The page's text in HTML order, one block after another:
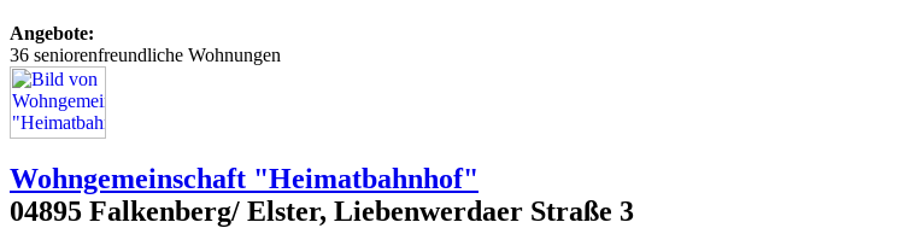
Angebote:
36 seniorenfreundliche Wohnungen
Wohngemeinschaft "Heimatbahnhof"
04895 Falkenberg/ Elster, Liebenwerdaer Straße 3